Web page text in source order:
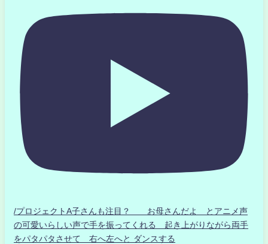
/プロジェクトA子さんも注目？ お母さんだよ とアニメ声
の可愛いらしい声で手を振ってくれる 起き上がりながら両手
をパタパタさせて 右へ左へと ダンスする